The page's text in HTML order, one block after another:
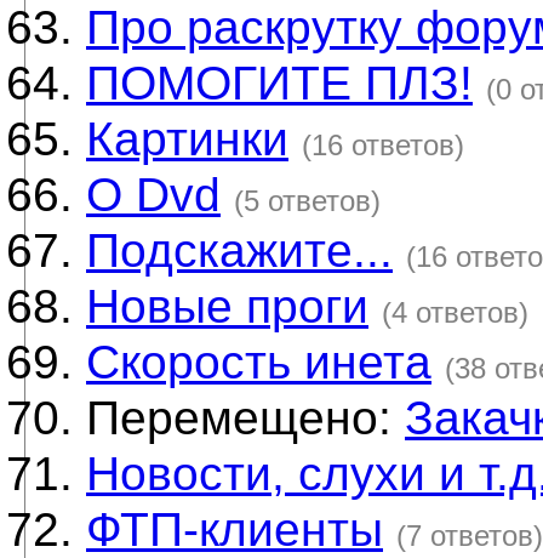
Про раскрутку
ПОМОГИТЕ ПЛЗ! (0
Картинки (16 ответов)
О Dvd (5 ответов)
Подскажите... (16
Новые проги (4 ответов)
Скорость инета (38
Перемещено:
Новости, слухи и
ФТП-клиенты (7 ответов)